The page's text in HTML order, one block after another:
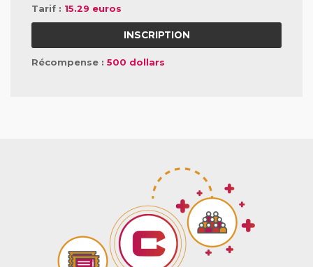
Tarif : 15.29 euros
INSCRIPTION
Récompense : 500 dollars